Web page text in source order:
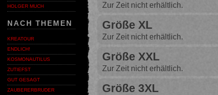
HOLGER MUCH
NACH THEMEN
KREATOUR
ENDLICH!
KOSMONAUTILUS
ZUTIEFST
GUT GESAGT
ZAUBERERBRUDER
Zur Zeit nicht erhältlich.
Größe XL
Zur Zeit nicht erhältlich.
Größe XXL
Zur Zeit nicht erhältlich.
Größe 3XL